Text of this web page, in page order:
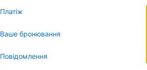
Платіж
Ваше бронювання
Повідомлення